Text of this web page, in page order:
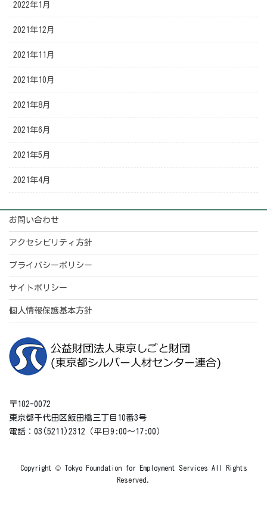
2022年1月
2021年12月
2021年11月
2021年10月
2021年8月
2021年6月
2021年5月
2021年4月
お問い合わせ
アクセシビリティ方針
プライバシーポリシー
サイトポリシー
個人情報保護基本方針
〒102-0072
東京都千代田区飯田橋三丁目10番3号
電話：03(5211)2312（平日9:00～17:00）
Copyright © Tokyo Foundation for Employment Services All Rights
Reserved.